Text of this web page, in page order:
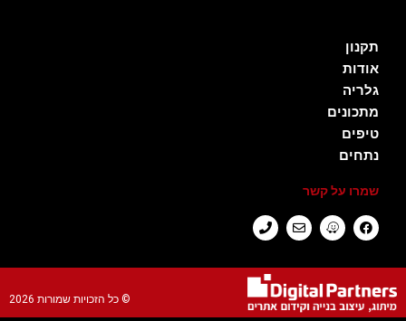
תקנון
אודות
גלריה
מתכונים
טיפים
נתחים
שמרו על קשר
© כל הזכויות שמורות​ 2026